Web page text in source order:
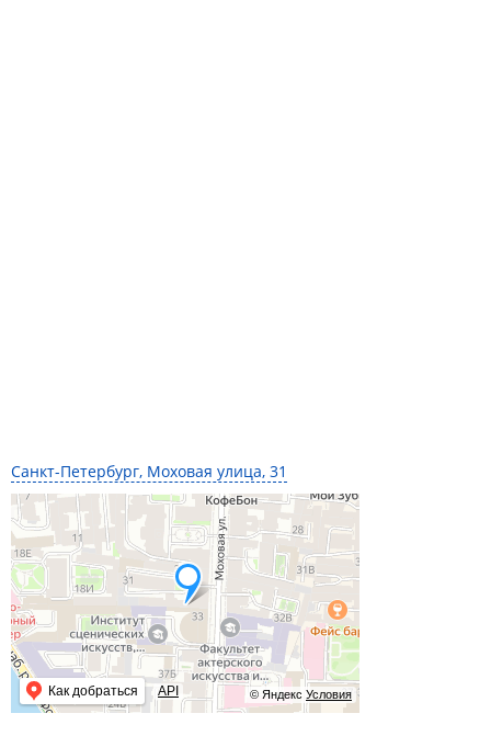
Санкт-Петербург, Моховая улица, 31
© Яндекс Условия
Как добраться API